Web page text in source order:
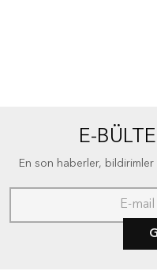
E-
En son haberler,